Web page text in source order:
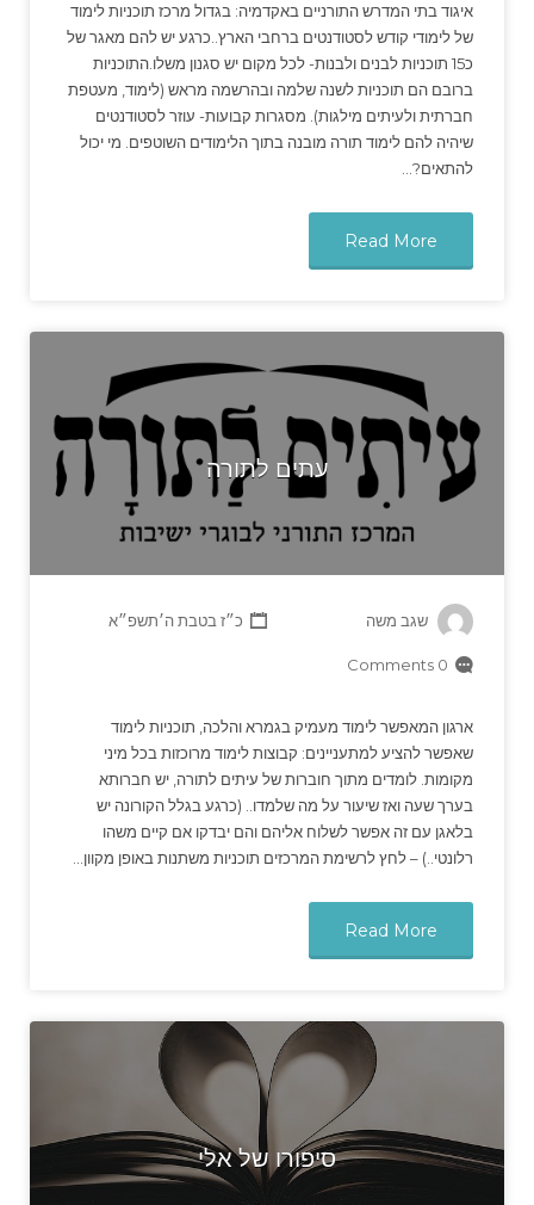
איגוד בתי המדרש התורניים באקדמיה: בגדול מרכז תוכניות לימוד
של לימודי קודש לסטודנטים ברחבי הארץ..כרגע יש להם מאגר של
כ15 תוכניות לבנים ולבנות- לכל מקום יש סגנון משלו.התוכניות
ברובם הם תוכניות לשנה שלמה ובהרשמה מראש (לימוד, מעטפת
חברתית ולעיתים מילגות). מסגרות קבועות- עוזר לסטודנטים
שיהיה להם לימוד תורה מובנה בתוך הלימודים השוטפים. מי יכול
להתאים?…
Read More
עתים לתורה
שגב משה כ״ז בטבת ה׳תשפ״א
0 Comments
ארגון המאפשר לימוד מעמיק בגמרא והלכה, תוכניות לימוד
שאפשר להציע למתעניינים: קבוצות לימוד מרוכזות בכל מיני
מקומות. לומדים מתוך חוברות של עיתים לתורה, יש חברותא
בערך שעה ואז שיעור על מה שלמדו.. (כרגע בגלל הקורונה יש
בלאגן עם זה אפשר לשלוח אליהם והם יבדקו אם קיים משהו
רלונטי..) – לחץ לרשימת המרכזים תוכניות משתנות באופן מקוון…
Read More
סיפורו של אלי